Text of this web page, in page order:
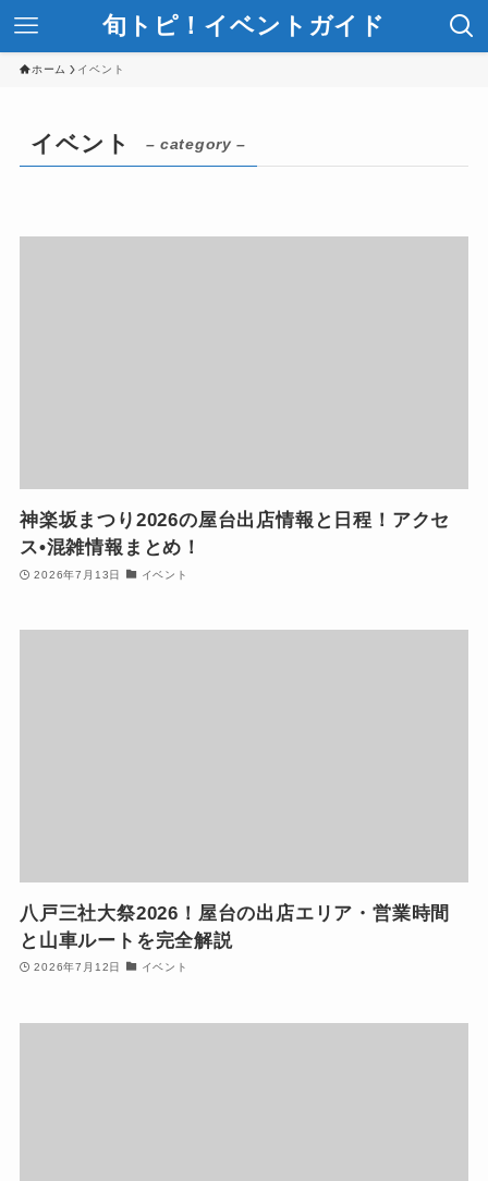
旬トピ！イベントガイド
ホーム イベント
イベント – category –
神楽坂まつり2026の屋台出店情報と日程！アクセ
ス•混雑情報まとめ！
2026年7月13日 イベント
八戸三社大祭2026！屋台の出店エリア・営業時間
と山車ルートを完全解説
2026年7月12日 イベント